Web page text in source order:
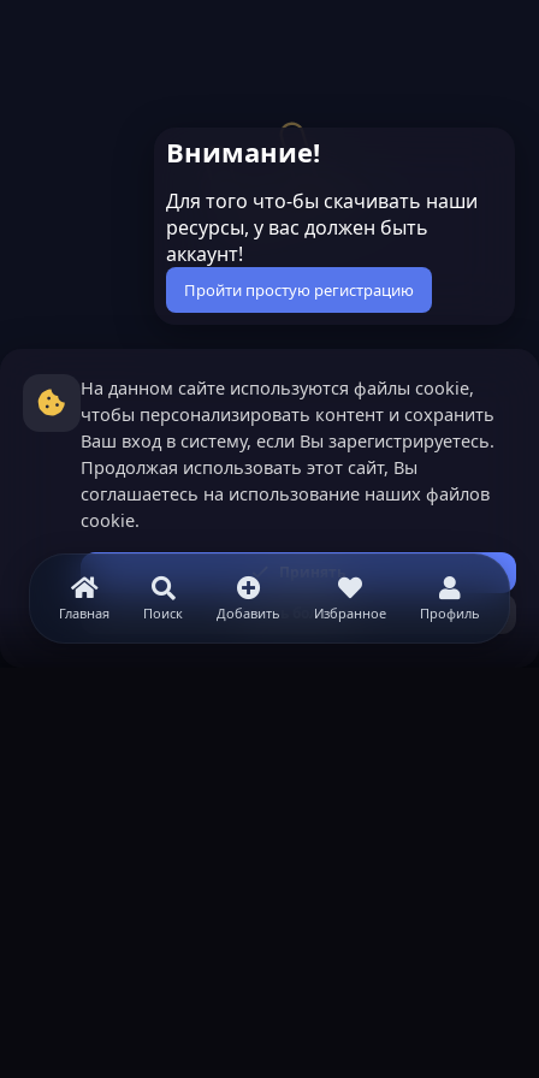
Главная Поиск Добавить Избранное Профиль
Внимание!
Для того что-бы скачивать наши
ресурсы, у вас должен быть
аккаунт!
Пройти простую регистрацию
На данном сайте используются файлы cookie,
чтобы персонализировать контент и сохранить
Ваш вход в систему, если Вы зарегистрируетесь.
Продолжая использовать этот сайт, Вы
соглашаетесь на использование наших файлов
cookie.
Принять
Узнать больше...